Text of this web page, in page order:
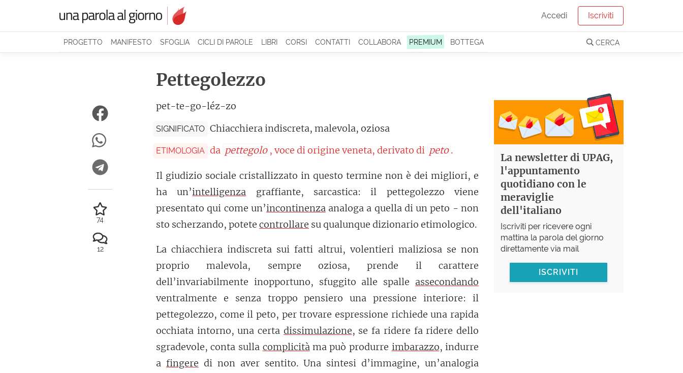
Accedi Iscriviti
PROGETTO MANIFESTO SFOGLIA CICLI DI PAROLE LIBRI CORSI CONTATTI COLLABORA PREMIUM BOTTEGA CERCA
Pettegolezzo
pet-te-go-léz-zo
SIGNIFICATO Chiacchiera indiscreta, malevola, oziosa
ETIMOLOGIA da pettegolo , voce di origine veneta, derivato di peto .
Il giudizio sociale cristallizzato in questo termine non è dei migliori, e
ha un’intelligenza graffiante, sarcastica: il pettegolezzo viene
presentato qui come un’incontinenzaanaloga a quella di un peto - non
sto scherzando, potete controllare su qualunque dizionario etimologico.
La chiacchiera indiscreta sui fatti altrui, volentieri maliziosa se non
proprio malevola, sempre oziosa, prende il carattere
dell’invariabilmente inopportuno, sfuggito alle spalle assecondando
ventralmente e senza troppo pensiero una pressione interiore: il
pettegolezzo, come il peto, per trovare espressione richiede una rapida
occhiata intorno, una certa dissimulazione, se fa ridere fa ridere dello
sgradevole, conta sulla complicitàma può produrre imbarazzo, indurre
a fingere di non aver sentito. Una sintesi d’immagine, un’analogia
74
12
La newsletter di UPAG,
l'appuntamento
quotidiano con le
meraviglie
dell'italiano
Iscriviti per ricevere ogni
mattina la parola del giorno
direttamente via mail
ISCRIVITI